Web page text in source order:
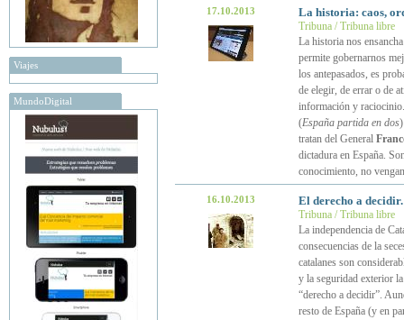
Viajes
MundoDigital
17.10.2013 La historia: caos,
Tribuna / Tribuna libre
La historia nos
permite gobernarnos
los antepasados, es
de elegir, de errar o de
información y
(España partida en dos
tratan del General
dictadura en España.
conocimiento, no
16.10.2013 El derecho a
Tribuna / Tribuna libre
La independencia de
consecuencias de la
catalanes son
y la seguridad exterior
“derecho a decidir”.
resto de España (y en